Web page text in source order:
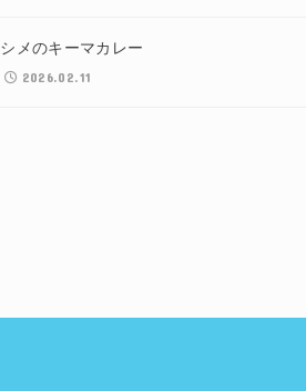
シメのキーマカレー
2026.02.11